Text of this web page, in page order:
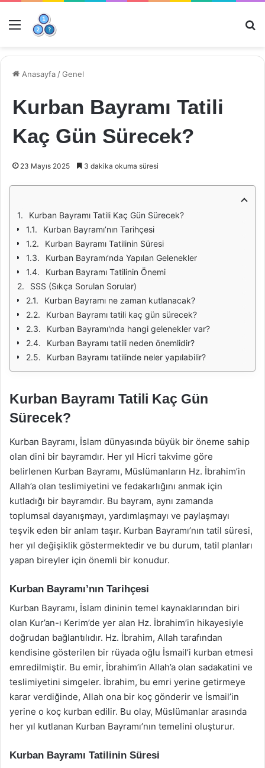
Menü
Anasayfa /Genel
Kurban Bayramı Tatili
Kaç Gün Sürecek?
23 Mayıs 2025 3 dakika okuma süresi
Kurban Bayramı Tatili Kaç Gün Sürecek?
Kurban Bayramı’nın Tarihçesi
Kurban Bayramı Tatilinin Süresi
Kurban Bayramı’nda Yapılan Gelenekler
Kurban Bayramı Tatilinin Önemi
SSS (Sıkça Sorulan Sorular)
Kurban Bayramı ne zaman kutlanacak?
Kurban Bayramı tatili kaç gün sürecek?
Kurban Bayramı'nda hangi gelenekler var?
Kurban Bayramı tatili neden önemlidir?
Kurban Bayramı tatilinde neler yapılabilir?
Kurban Bayramı Tatili Kaç Gün
Sürecek?
Kurban Bayramı, İslam dünyasında büyük bir öneme sahip
olan dini bir bayramdır. Her yıl Hicri takvime göre
belirlenen Kurban Bayramı, Müslümanların Hz. İbrahim’in
Allah’a olan teslimiyetini ve fedakarlığını anmak için
kutladığı bir bayramdır. Bu bayram, aynı zamanda
toplumsal dayanışmayı, yardımlaşmayı ve paylaşmayı
teşvik eden bir anlam taşır. Kurban Bayramı’nın tatil süresi,
her yıl değişiklik göstermektedir ve bu durum, tatil planları
yapan bireyler için önemli bir konudur.
Kurban Bayramı’nın Tarihçesi
Kurban Bayramı, İslam dininin temel kaynaklarından biri
olan Kur’an-ı Kerim’de yer alan Hz. İbrahim’in hikayesiyle
doğrudan bağlantılıdır. Hz. İbrahim, Allah tarafından
kendisine gösterilen bir rüyada oğlu İsmail’i kurban etmesi
emredilmiştir. Bu emir, İbrahim’in Allah’a olan sadakatini ve
teslimiyetini simgeler. İbrahim, bu emri yerine getirmeye
karar verdiğinde, Allah ona bir koç gönderir ve İsmail’in
yerine o koç kurban edilir. Bu olay, Müslümanlar arasında
her yıl kutlanan Kurban Bayramı’nın temelini oluşturur.
Kurban Bayramı Tatilinin Süresi